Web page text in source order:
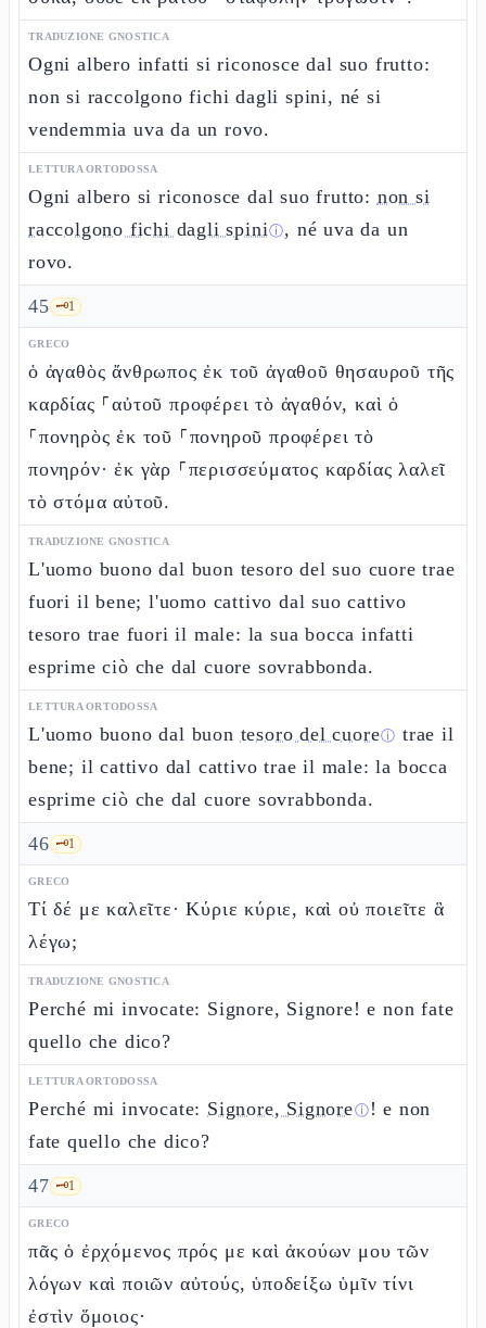
TRADUZIONE GNOSTICA
Ogni albero infatti si riconosce dal suo frutto:
non si raccolgono fichi dagli spini, né si
vendemmia uva da un rovo.
LETTURA ORTODOSSA
Ogni albero si riconosce dal suo frutto: non si
raccolgono fichi dagli spiniⓘ, né uva da un
rovo.
45 🗝️1
GRECO
ὁ ἀγαθὸς ἄνθρωπος ἐκ τοῦ ἀγαθοῦ θησαυροῦ τῆς
καρδίας ⸀αὐτοῦ προφέρει τὸ ἀγαθόν, καὶ ὁ
⸀πονηρὸς ἐκ τοῦ ⸀πονηροῦ προφέρει τὸ
πονηρόν· ἐκ γὰρ ⸀περισσεύματος καρδίας λαλεῖ
τὸ στόμα αὐτοῦ.
TRADUZIONE GNOSTICA
L'uomo buono dal buon tesoro del suo cuore trae
fuori il bene; l'uomo cattivo dal suo cattivo
tesoro trae fuori il male: la sua bocca infatti
esprime ciò che dal cuore sovrabbonda.
LETTURA ORTODOSSA
L'uomo buono dal buon tesoro del cuoreⓘ trae il
bene; il cattivo dal cattivo trae il male: la bocca
esprime ciò che dal cuore sovrabbonda.
46 🗝️1
GRECO
Τί δέ με καλεῖτε· Κύριε κύριε, καὶ οὐ ποιεῖτε ἃ
λέγω;
TRADUZIONE GNOSTICA
Perché mi invocate: Signore, Signore! e non fate
quello che dico?
LETTURA ORTODOSSA
Perché mi invocate: Signore, Signoreⓘ ! e non
fate quello che dico?
47 🗝️1
GRECO
πᾶς ὁ ἐρχόμενος πρός με καὶ ἀκούων μου τῶν
λόγων καὶ ποιῶν αὐτούς, ὑποδείξω ὑμῖν τίνι
ἐστὶν ὅμοιος·